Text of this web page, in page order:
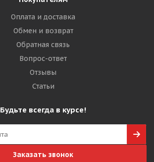
Оплата и доставка
Обмен и возврат
Обратная связь
Вопрос-ответ
Отзывы
Статьи
Будьте всегда в курсе!
Заказать звонок